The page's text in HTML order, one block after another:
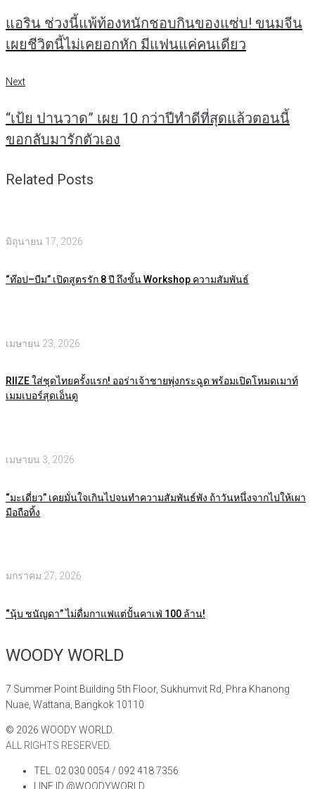
เรื่อง
แอริน ช่วงนี้แพ้ท้องหนักชอบกินของแซ่บ! ขนมจีน
เผยชีวิตนี้ไม่เคยอกหัก มีแฟนแค่คนเดียว
Next
Next
“เป้ย ปานวาด” เผย 10 กว่าปีทำดีที่สุดแล้วตอนนี้
ขอกลับมารักตัวเอง
Related Posts
มิถุนายน 17, 2026
“ท๊อป–บีม” เปิดสูตรรัก 8 ปี ถึงขั้น Workshop ความสัมพันธ์
เมษายน 23, 2026
RIIZE ใส่ชุดไทยครั้งแรก! ออร่าเจ้าชายพุ่งกระฉูด พร้อมเปิดโหมดเมาท์
เมมเบอร์สุดเอ็นดู
เมษายน 3, 2026
“มะเดี่ยว” เคยมั่นใจเกินไปจนทำความสัมพันธ์พัง ถ้าวันหนึ่งจากไปให้เผา
มือถือทิ้ง
มกราคม 27, 2026
“นุ้บ ชนัญดา” ไม่ดื่มกาแฟแต่ปั้นคาเฟ่ 100 ล้าน!
WOODY WORLD
7 Summer Point Building 5th Floor, Sukhumvit Rd, Phra Khanong
Nuae, Wattana, Bangkok 10110
© 2026 WOODY WORLD.
ALL RIGHTS RESERVED.
TEL. 02 030 0054 / 092 418 7356
LINE ID @WOODYWORLD